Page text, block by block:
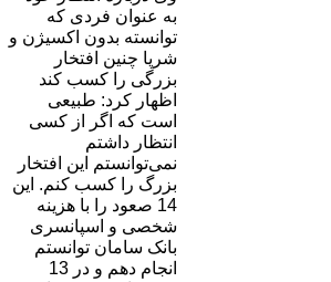
به عنوان فردی که
توانسته بدون اکسیژن و
شرپا چنین افتخار
بزرگی را کسب کند
اظهار کرد: طبیعی
است که اگر از کسی
انتظار داشتم
نمی‌توانستم این افتخار
بزرگ را کسب کنم. این
14 صعود را با هزینه
شخصی و اسپانسری
بانک سامان توانستم
انجام دهم و در 13